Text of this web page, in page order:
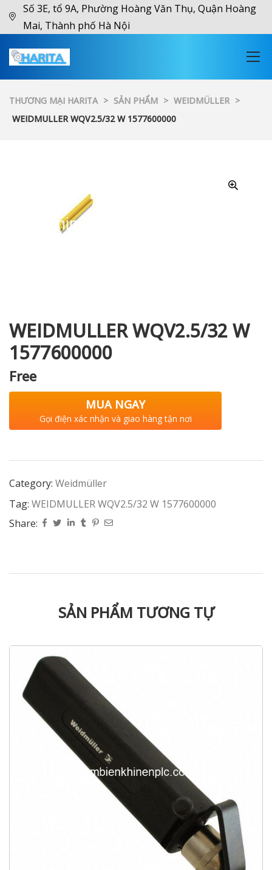
Số 3E, tổ 9A, Phường Hoàng Văn Thụ, Quận Hoàng
Mai, Thành phố Hà Nội
THƯƠNG MẠI HARITA > SẢN PHẨM > WEIDMÜLLER >
WEIDMULLER WQV2.5/32 W 1577600000
WEIDMULLER WQV2.5/32 W
1577600000
Free
MUA NGAY
Gọi điện xác nhận và giao hàng tận nơi
Category: Weidmüller
Tag: WEIDMULLER WQV2.5/32 W 1577600000
Share:
SẢN PHẨM TƯƠNG TỰ
XNK